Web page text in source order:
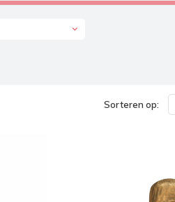
Sorteren op: